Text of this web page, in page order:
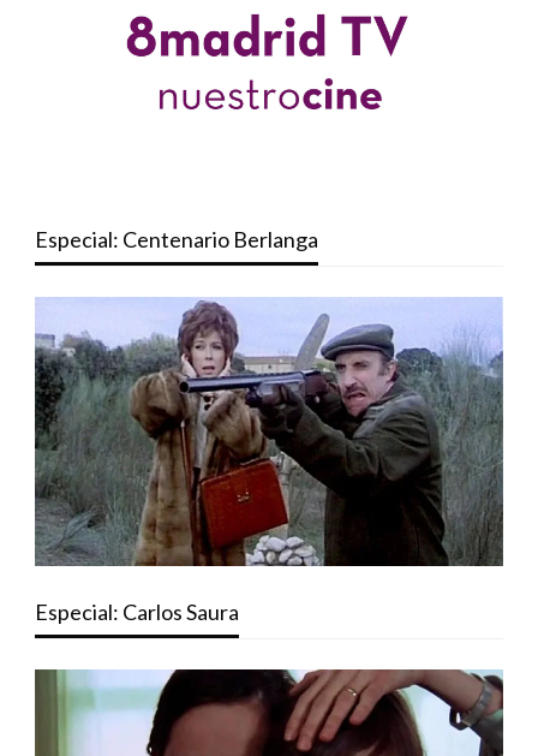
Especial: Centenario Berlanga
Especial: Carlos Saura